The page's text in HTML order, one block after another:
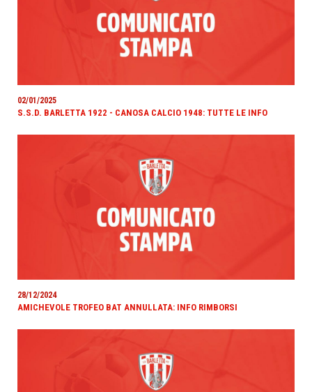
02/01/2025
S.S.D. BARLETTA 1922 - CANOSA CALCIO 1948: TUTTE LE INFO
28/12/2024
AMICHEVOLE TROFEO BAT ANNULLATA: INFO RIMBORSI